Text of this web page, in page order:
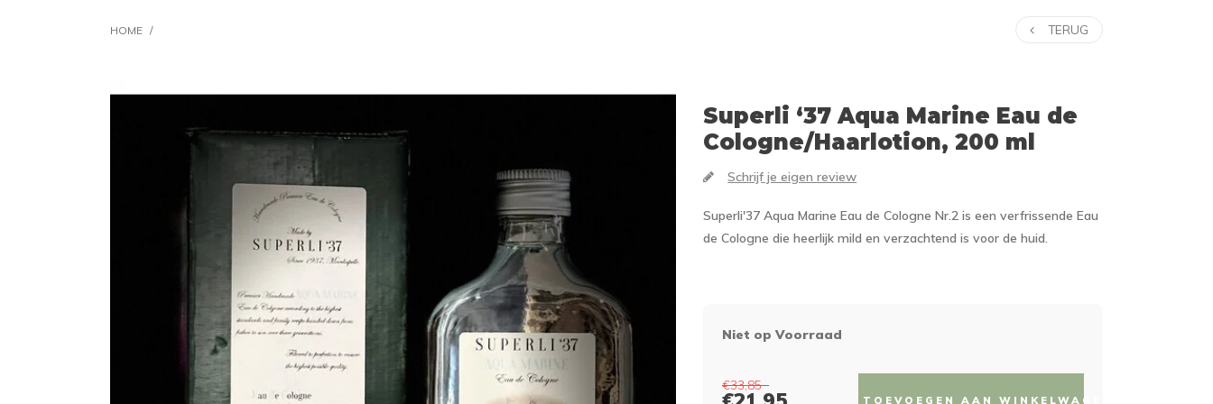
HOME / TERUG
Superli ‘37 Aqua Marine Eau de
Cologne/Haarlotion, 200 ml
Schrijf je eigen review
Superli'37 Aqua Marine Eau de Cologne Nr.2 is een verfrissende Eau
de Cologne die heerlijk mild en verzachtend is voor de huid.
Niet op Voorraad
€33,85
TOEVOEGEN AAN WINKELWAGEN